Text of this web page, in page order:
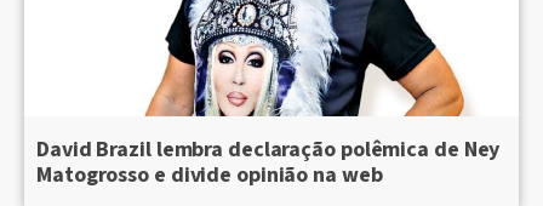
David Brazil lembra declaração polêmica de Ney
Matogrosso e divide opinião na web